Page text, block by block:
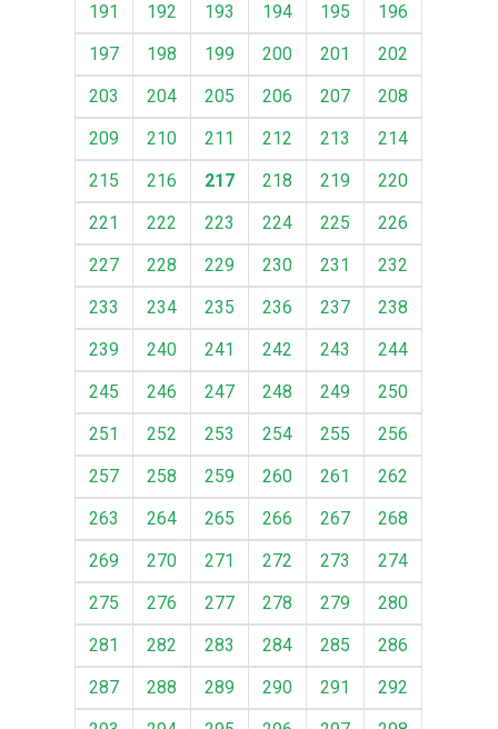
191
192 193 194 195
196
197
198 199 200 201
202
203
204 205 206 207
208
209
210 211 212 213
214
215
216 217 218 219
220
221
222 223 224 225
226
227
228 229 230 231
232
233
234 235 236 237
238
239
240 241 242 243
244
245
246 247 248 249
250
251
252 253 254 255
256
257
258 259 260 261
262
263
264 265 266 267
268
269
270 271 272 273
274
275
276 277 278 279
280
281
282 283 284 285
286
287
288 289 290 291
292